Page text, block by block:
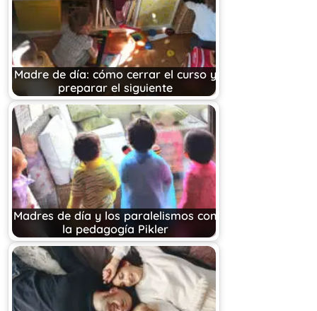
Madre de día: cómo cerrar el curso y
preparar el siguiente
Madres de día y los paralelismos con
la pedagogía Pikler